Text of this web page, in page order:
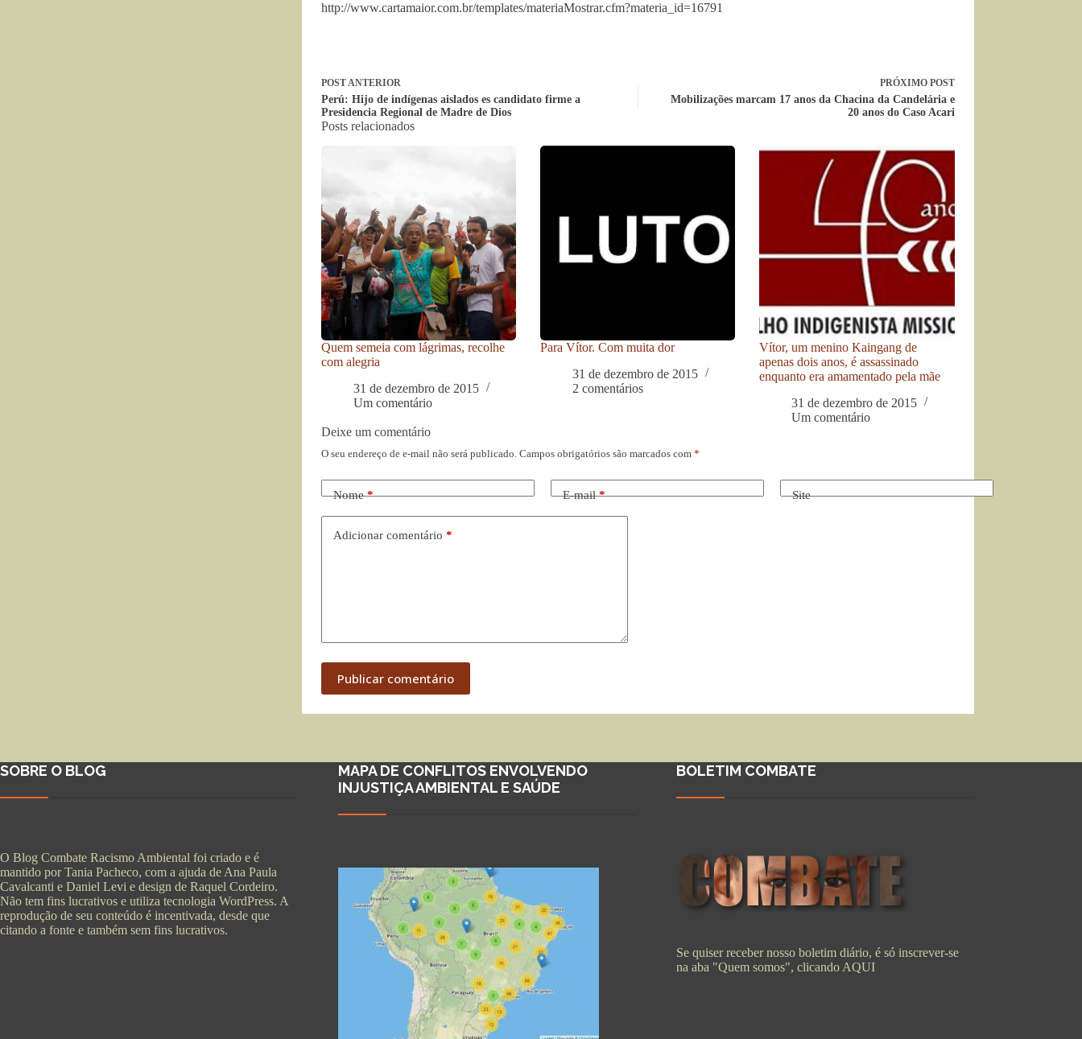
http://www.cartamaior.com.br/templates/materiaMostrar.cfm?materia_id=16791
POSTANTERIOR
Perú: Hijo de indígenas aislados es candidato firme a
Presidencia Regional de Madre de Dios
PRÓXIMO POST
Mobilizações marcam 17 anos da Chacina da Candelária e
20 anos do Caso Acari
Posts relacionados
Quem semeia com lágrimas, recolhe
com alegria
31 de dezembro de 2015
Um comentário
Para Vítor. Com muita dor
31 de dezembro de 2015
2 comentários
Vítor, um menino Kaingang de
apenas dois anos, é assassinado
enquanto era amamentado pela mãe
31 de dezembro de 2015
Um comentário
Deixe um comentário
O seu endereço de e-mail não será publicado. Campos obrigatórios são marcados com *
Nome* E-mail* Site
Adicionar comentário *
Publicar comentário
SOBRE O BLOG
O Blog Combate Racismo Ambiental foi criado e é
mantido por Tania Pacheco, com a ajuda de Ana Paula
Cavalcanti e Daniel Levi e design de Raquel Cordeiro.
Não tem fins lucrativos e utiliza tecnologia WordPress. A
reprodução de seu conteúdo é incentivada, desde que
citando a fonte e também sem fins lucrativos.
MAPA DE CONFLITOS ENVOLVENDO
INJUSTIÇA AMBIENTAL E SAÚDE
BOLETIM COMBATE
Se quiser receber nosso boletim diário, é só inscrever-se
na aba "Quem somos", clicando AQUI